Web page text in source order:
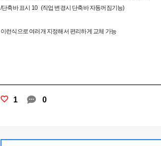
/단축바 표시 10 (직업 변경시 단축바 자동꺼짐기능)
이런식으로 여러개 지정해서 편리하게 교체 가능
1 0